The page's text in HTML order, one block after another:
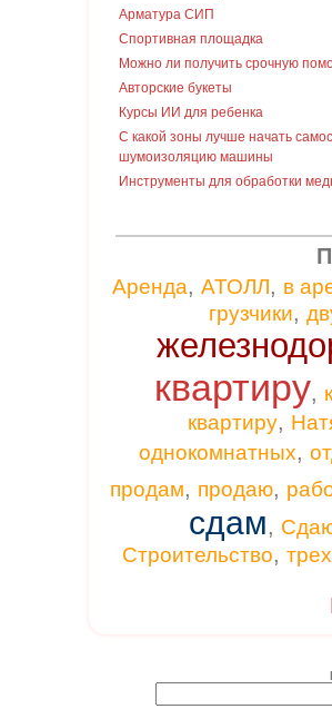
Арматура СИП
Спортивная площадка
Можно ли получить срочную
Авторские букеты
Курсы ИИ для ребенка
С какой зоны лучше начать
шумоизоляцию машины
Инструменты для обработки
Аренда, АТОЛЛ, в
грузчики,
квартиру,
квартиру,
однокомнатных,
продам, продаю,
сдам,
Строительство,